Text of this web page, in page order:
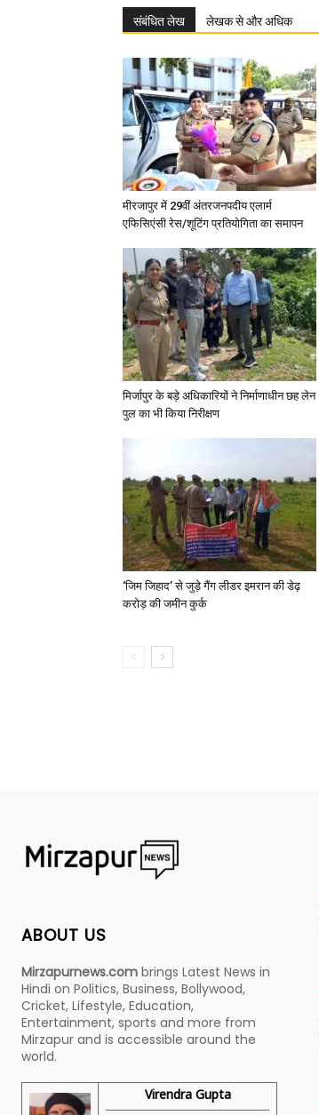
संबंधित लेख लेखक से और अधिक
मीरजापुर में 29वीं अंतरजनपदीय एलार्म
एफिसिएंसी रेस/शूटिंग प्रतियोगिता का समापन
मिर्जापुर के बड़े अधिकारियों ने निर्माणाधीन छह लेन
पुल का भी किया निरीक्षण
‘जिम जिहाद’ से जुड़े गैंग लीडर इमरान की डेढ़
करोड़ की जमीन कुर्क
ABOUT US
Mirzapurnews.com brings Latest News in
Hindi on Politics, Business, Bollywood,
Cricket, Lifestyle, Education,
Entertainment, sports and more from
Mirzapur and is accessible around the
world.
Virendra Gupta